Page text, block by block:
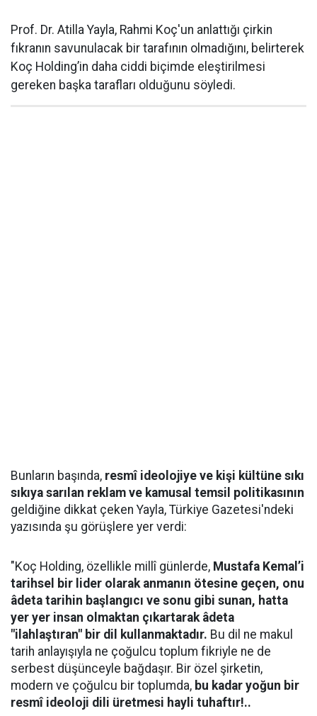
Prof. Dr. Atilla Yayla, Rahmi Koç'un anlattığı çirkin
fıkranın savunulacak bir tarafının olmadığını, belirterek
Koç Holding’in daha ciddi biçimde eleştirilmesi
gereken başka tarafları olduğunu söyledi.
Bunların başında, resmî ideolojiye ve kişi kültüne sıkı
sıkıya sarılan reklam ve kamusal temsil politikasının
geldiğine dikkat çeken Yayla, Türkiye Gazetesi'ndeki
yazısında şu görüşlere yer verdi:
"Koç Holding, özellikle millî günlerde, Mustafa Kemal’i
tarihsel bir lider olarak anmanın ötesine geçen, onu
âdeta tarihin başlangıcı ve sonu gibi sunan, hatta
yer yer insan olmaktan çıkartarak âdeta
"ilahlaştıran" bir dil kullanmaktadır. Bu dil ne makul
tarih anlayışıyla ne çoğulcu toplum fikriyle ne de
serbest düşünceyle bağdaşır. Bir özel şirketin,
modern ve çoğulcu bir toplumda, bu kadar yoğun bir
resmî ideoloji dili üretmesi hayli tuhaftır!..